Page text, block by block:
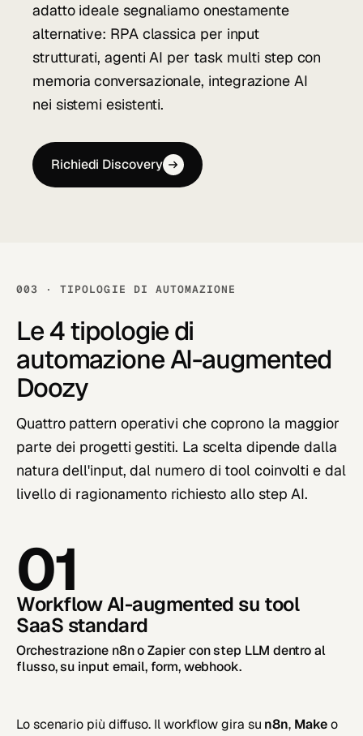
adatto ideale segnaliamo onestamente
alternative: RPA classica per input
strutturati, agenti AI per task multi step con
memoria conversazionale, integrazione AI
nei sistemi esistenti.
Richiedi Discovery
003 · TIPOLOGIE DI AUTOMAZIONE
Le 4 tipologie di
automazioneAI-augmented
Doozy
Quattro pattern operativi che coprono la maggior
parte dei progetti gestiti. La scelta dipende dalla
natura dell'input, dal numero di tool coinvolti e dal
livello di ragionamento richiesto allo step AI.
01
Workflow AI-augmented su tool
SaaS standard
Orchestrazione n8n o Zapier con step LLM dentro al
flusso, su input email, form, webhook.
Lo scenario più diffuso. Il workflow gira su n8n, Makeo